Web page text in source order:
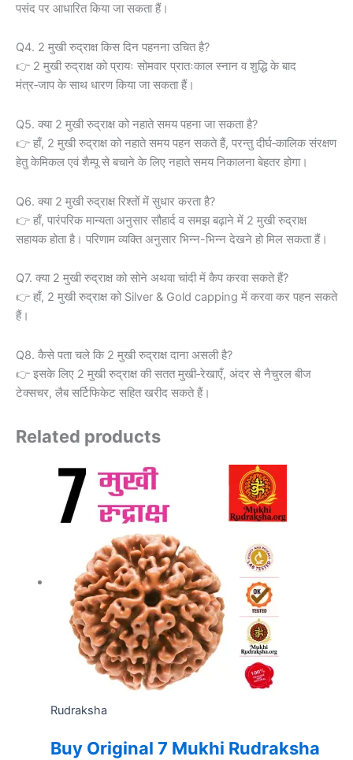
पसंद पर आधारित किया जा सकता हैं।
Q4. 2 मुखी रुद्राक्ष किस दिन पहनना उचित है?
👉 2 मुखी रुद्राक्ष को प्रायः सोमवार प्रातःकाल स्नान व शुद्धि के बाद
मंत्र‑जाप के साथ धारण किया जा सकता हैं।
Q5. क्या 2 मुखी रुद्राक्ष को नहाते समय पहना जा सकता है?
👉 हाँ, 2 मुखी रुद्राक्ष को नहाते समय पहन सकते हैं, परन्तु दीर्घ‑कालिक संरक्षण
हेतु केमिकल एवं शैम्पू से बचाने के लिए नहाते समय निकालना बेहतर होगा।
Q6. क्या 2 मुखी रुद्राक्ष रिश्तों में सुधार करता है?
👉 हाँ, पारंपरिक मान्यता अनुसार सौहार्द व समझ बढ़ाने में 2 मुखी रुद्राक्ष
सहायक होता है। परिणाम व्यक्ति अनुसार भिन्न-भिन्न देखने हो मिल सकता हैं।
Q7. क्या 2 मुखी रुद्राक्ष को सोने अथवा चांदी में कैप करवा सकते हैं?
👉 हाँ, 2 मुखी रुद्राक्ष को Silver & Gold capping में करवा कर पहन सकते
हैं।
Q8. कैसे पता चले कि 2 मुखी रुद्राक्ष दाना असली है?
👉 इसके लिए 2 मुखी रुद्राक्ष की सतत मुखी‑रेखाएँ, अंदर से नैचुरल बीज
टेक्सचर, लैब सर्टिफिकेट सहित खरीद सकते हैं।
Related products
Rudraksha
Buy Original 7 Mukhi Rudraksha